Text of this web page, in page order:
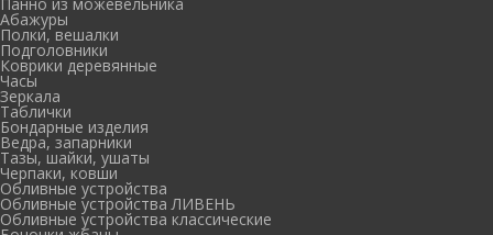
Абажуры
Полки, вешалки
Подголовники
Коврики деревянные
Часы
Зеркала
Таблички
Бондарные изделия
Ведра, запарники
Тазы, шайки, ушаты
Черпаки, ковши
Обливные устройства
Обливные устройства ЛИВЕНЬ
Обливные устройства классические